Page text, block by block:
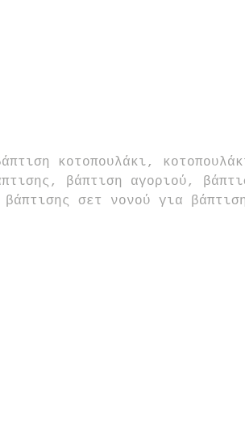
κοτοπουλάκι,
βάπτιση αγοριού,
βάπτισης σετ νονού για